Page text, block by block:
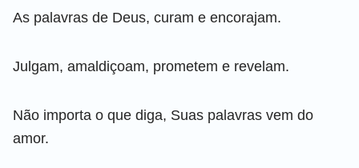
As palavras de Deus, curam e encorajam.
Julgam, amaldiçoam, prometem e revelam.
Não importa o que diga, Suas palavras vem do
amor.